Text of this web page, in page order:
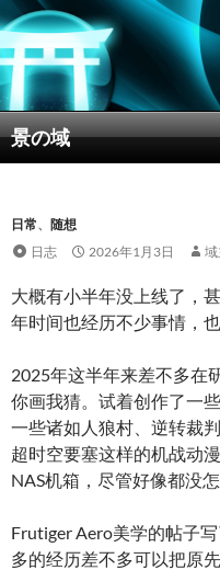
景の域
搜
索
文
日常、 随想
日志
2026年1月3日 域
大概有小半年没上线了，
年时间也经历不少事情，
2025年这半年来差不多在
你画我猜。试着创作了一
一些诸如人狼村、逆转裁
超时空要塞这样的机战动
NAS机箱，尽管好像都没怎
Frutiger Aero美学的帖子
多的经历差不多可以把原